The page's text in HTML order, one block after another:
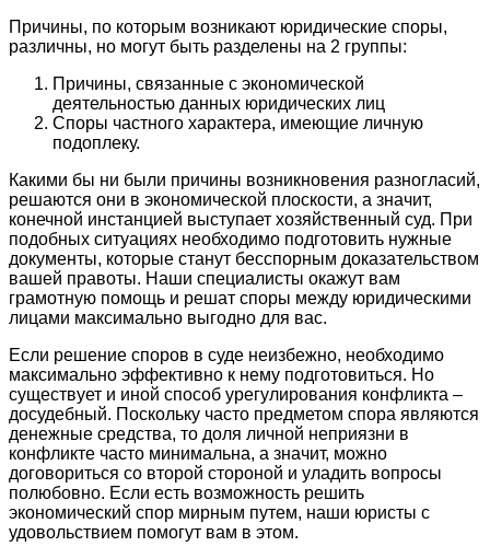
Причины, по которым возникают юридические споры,
различны, но могут быть разделены на 2 группы:
Причины, связанные с экономической
деятельностью данных юридических лиц
Споры частного характера, имеющие личную
подоплеку.
Какими бы ни были причины возникновения разногласий,
решаются они в экономической плоскости, а значит,
конечной инстанцией выступает хозяйственный суд. При
подобных ситуациях необходимо подготовить нужные
документы, которые станут бесспорным доказательством
вашей правоты. Наши специалисты окажут вам
грамотную помощь и решат споры между юридическими
лицами максимально выгодно для вас.
Если решение споров в суде неизбежно, необходимо
максимально эффективно к нему подготовиться. Но
существует и иной способ урегулирования конфликта –
досудебный. Поскольку часто предметом спора являются
денежные средства, то доля личной неприязни в
конфликте часто минимальна, а значит, можно
договориться со второй стороной и уладить вопросы
полюбовно. Если есть возможность решить
экономический спор мирным путем, наши юристы с
удовольствием помогут вам в этом.